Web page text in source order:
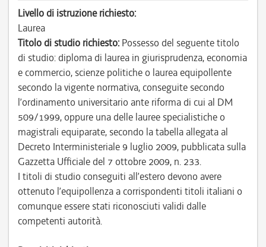
Livello di istruzione richiesto:
Laurea
Titolo di studio richiesto: Possesso del seguente titolo
di studio: diploma di laurea in giurisprudenza, economia
e commercio, scienze politiche o laurea equipollente
secondo la vigente normativa, conseguite secondo
l’ordinamento universitario ante riforma di cui al DM
509/1999, oppure una delle lauree specialistiche o
magistrali equiparate, secondo la tabella allegata al
Decreto Interministeriale 9 luglio 2009, pubblicata sulla
Gazzetta Ufficiale del 7 ottobre 2009, n. 233.
I titoli di studio conseguiti all’estero devono avere
ottenuto l’equipollenza a corrispondenti titoli italiani o
comunque essere stati riconosciuti validi dalle
competenti autorità.